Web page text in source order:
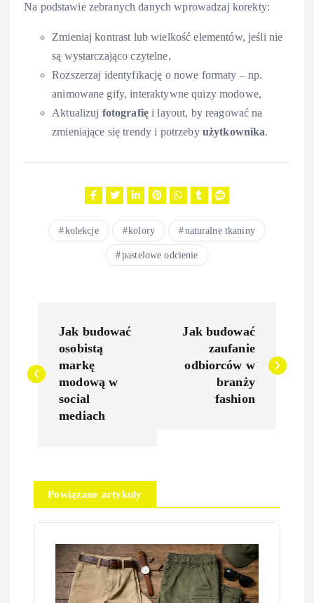
Na podstawie zebranych danych wprowadzaj korekty:
Zmieniaj kontrast lub wielkość elementów, jeśli nie
są wystarczająco czytelne,
Rozszerzaj identyfikację o nowe formaty – np.
animowane gify, interaktywne quizy modowe,
Aktualizuj fotografię i layout, by reagować na
zmieniające się trendy i potrzeby użytkownika.
kolekcje kolory naturalne tkaniny
pastelowe odcienie
w
a
c
Jak budować
osobistą
markę
modową w
social
mediach
Jak budować
zaufanie
odbiorców w
branży
fashion
Powiązane artykuły